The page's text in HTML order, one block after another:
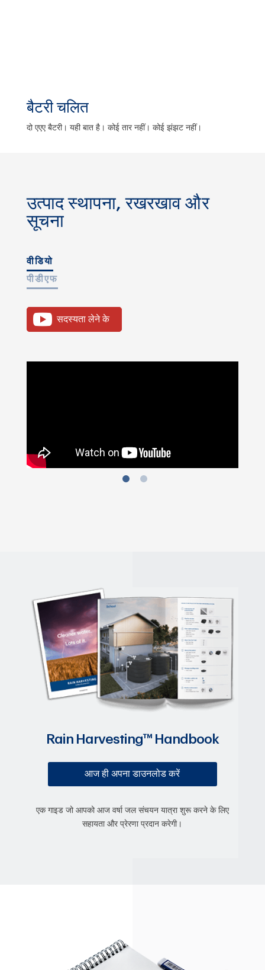
बैटरी चलित
दो एएए बैटरी। यही बात है। कोई तार नहीं। कोई झंझट नहीं।
उत्पाद स्थापना, रखरखाव और
सूचना
वीडियो
पीडीएफ
सदस्यता लेने के
Rain Harvesting™ Handbook
आज ही अपना डाउनलोड करें
एक गाइड जो आपको आज वर्षा जल संचयन यात्रा शुरू करने के लिए
सहायता और प्रेरणा प्रदान करेगी।